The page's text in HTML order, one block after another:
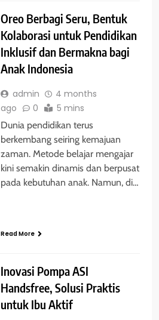
Oreo Berbagi Seru, Bentuk
Kolaborasi untuk Pendidikan
Inklusif dan Bermakna bagi
Anak Indonesia
admin
4 months
ago
0 5 mins
Dunia pendidikan terus
berkembang seiring kemajuan
zaman. Metode belajar mengajar
kini semakin dinamis dan berpusat
pada kebutuhan anak. Namun, di…
Read More
Inovasi Pompa ASI
Handsfree, Solusi Praktis
untuk Ibu Aktif